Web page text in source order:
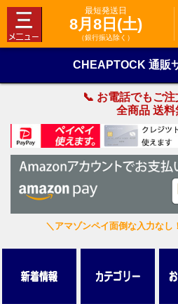
最短発送日
8月8日(土)
（銀行振込除く）
CHEAPTOCK 通販
📞 お電話でもご
全商品 送料
＼アマゾンペイ面倒な入力なし